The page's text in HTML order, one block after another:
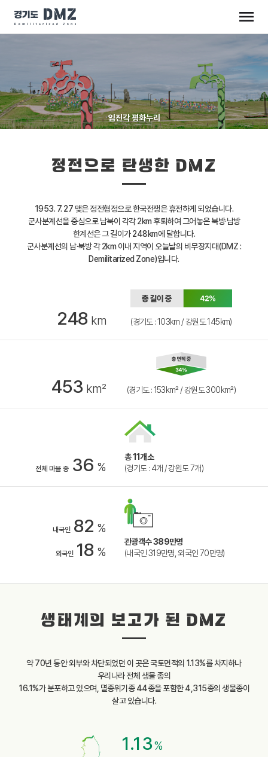
임진각 평화누리
정전으로 탄생한 DMZ
1953. 7. 27 맺은 정전협정으로 한국전쟁은 휴전하게 되었습니다.
군사분계선을 중심으로 남북이 각각 2km 후퇴하여 그어놓은 북방·남방
한계선은 그 길이가 248km에 달합니다.
군사분계선의 남·북방 각 2km 이내 지역이 오늘날의 비무장지대(DMZ :
Demilitarized Zone)입니다.
248 km (경기도 : 103km / 강원도 145km)
453 km² (경기도 : 153km² / 강원도 300km²)
전체 마을 중 36 %
총 11개소
(경기도 : 4개 / 강원도 7개)
내국인 82 %
외국인 18 %
관광객수 389만명
(내국인 319만명, 외국인 70만명)
생태계의 보고가 된 DMZ
약 70년 동안 외부와 차단되었던 이 곳은 국토면적의 1.13%를 차지하나
우리나라 전체 생물 종의
16.1%가 분포하고 있으며, 멸종위기종 44종을 포함한 4,315종의 생물종이
살고 있습니다.
1.13%